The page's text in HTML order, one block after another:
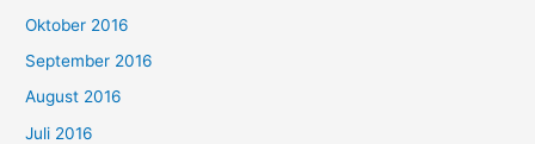
Oktober 2016
September 2016
August 2016
Juli 2016